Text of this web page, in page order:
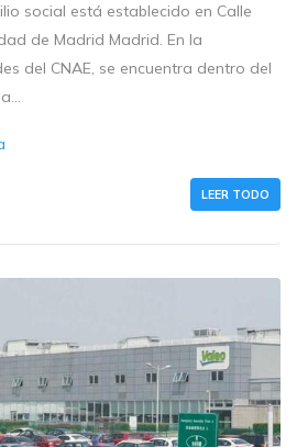
social está establecido en Calle
de Madrid Madrid. En la
del CNAE, se encuentra dentro del
LEER TODO